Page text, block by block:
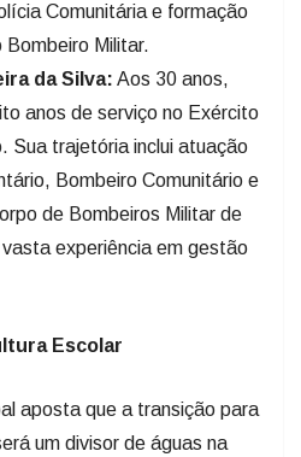
Comunitária e formação
Militar.
da Silva: Aos 30 anos,
anos de serviço no Exército
Sua trajetória inclui atuação
Bombeiro Comunitário e
de Bombeiros Militar de
experiência em gestão
Escolar
aposta que a transição para
um divisor de águas na